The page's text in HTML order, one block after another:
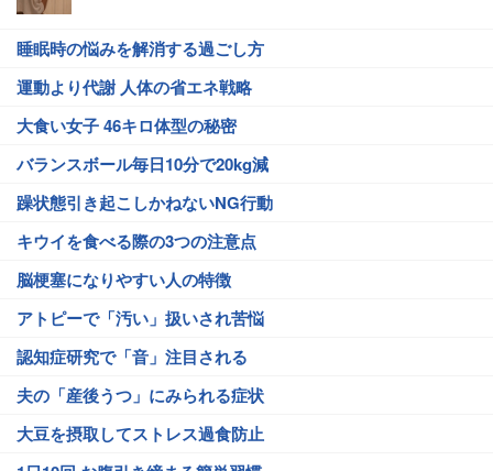
睡眠時の悩みを解消する過ごし方
運動より代謝 人体の省エネ戦略
大食い女子 46キロ体型の秘密
バランスボール毎日10分で20kg減
躁状態引き起こしかねないNG行動
キウイを食べる際の3つの注意点
脳梗塞になりやすい人の特徴
アトピーで「汚い」扱いされ苦悩
認知症研究で「音」注目される
夫の「産後うつ」にみられる症状
大豆を摂取してストレス過食防止